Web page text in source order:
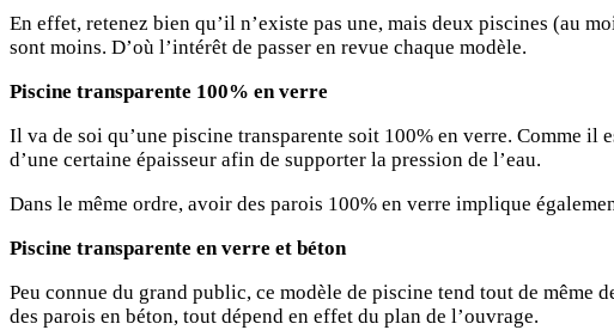
En effet, retenez bien qu’il n’existe pas une, mais deux piscines (au
sont moins. D’où l’intérêt de passer en revue chaque modèle.
Piscine transparente 100% en verre
Il va de soi qu’une piscine transparente soit 100% en verre. Comme il
d’une certaine épaisseur afin de supporter la pression de l’eau.
Dans le même ordre, avoir des parois 100% en verre implique
Piscine transparente en verre et béton
Peu connue du grand public, ce modèle de piscine tend tout de même
des parois en béton, tout dépend en effet du plan de l’ouvrage.